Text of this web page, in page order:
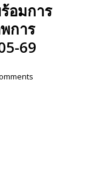
อมการ
การ
69